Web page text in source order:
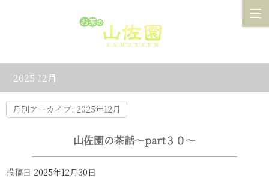
2025 12月
月別アーカイブ: 2025年12月
山佐園の茶話～part３０～
投稿日 2025年12月30日